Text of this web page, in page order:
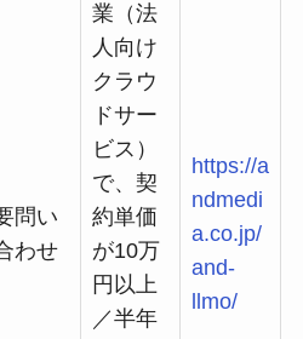
問い
わせ
業（法
人向け
クラウ
ドサー
ビス）
で、契
約単価
が10万
円以上
／半年
https://a
ndmedi
a.co.jp/
and-
llmo/